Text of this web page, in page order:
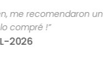
me recomendaron un
compré !”
2026